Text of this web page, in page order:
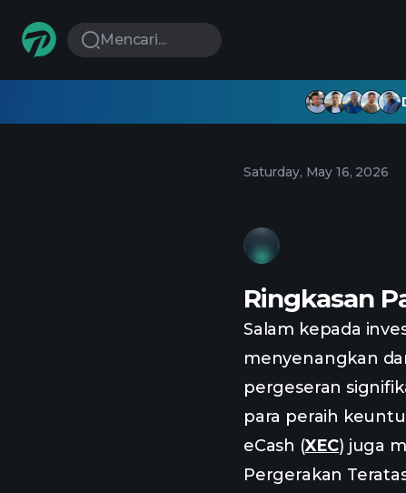
Mencari...
Saturday, May 16, 2026
Ringkasan
Salam kepada
menyenangkan
pergeseran
para peraih
eCash (XEC) juga
Pergerakan